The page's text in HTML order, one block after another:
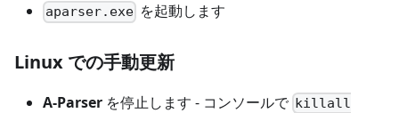
aparser.exe を起動します
Linux での手動更新
A-Parser を停止します - コンソールで killall